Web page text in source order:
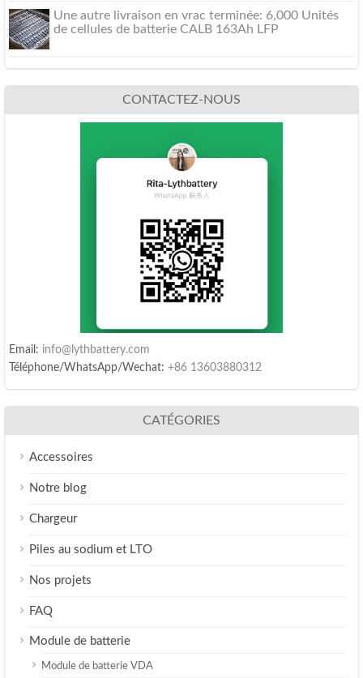
Une autre livraison en vrac terminée: 6,000 Unités
de cellules de batterie CALB 163Ah LFP
CONTACTEZ-NOUS
Email: info@lythbattery.com
Téléphone/WhatsApp/Wechat: +86 13603880312
CATÉGORIES
Accessoires
Notre blog
Chargeur
Piles au sodium et LTO
Nos projets
FAQ
Module de batterie
Module de batterie VDA